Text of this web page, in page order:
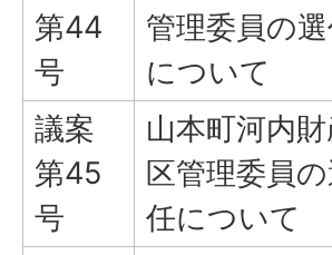
第44
号
管理委員の
について
議案
第45
号
山本町河内
区管理委員
任について